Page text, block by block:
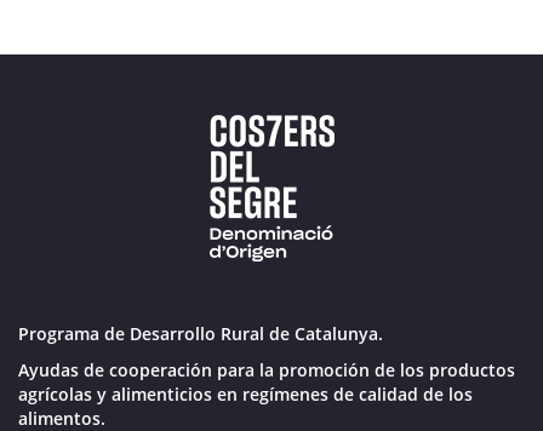
Programa de Desarrollo Rural de Catalunya.
Ayudas de cooperación para la promoción de los productos
agrícolas y alimenticios en regímenes de calidad de los
alimentos.